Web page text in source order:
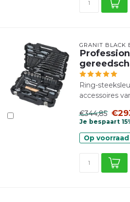
GRANIT BLACK
Ring-
accessoires
€344,85
Je bespaart
Op voorraad